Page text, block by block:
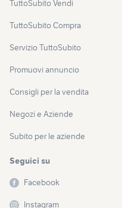
TuttoSubito Vendi
TuttoSubito Compra
Servizio TuttoSubito
Promuovi annuncio
Consigli per la vendita
Negozi e Aziende
Subito per le aziende
Seguici su
Facebook
Instagram